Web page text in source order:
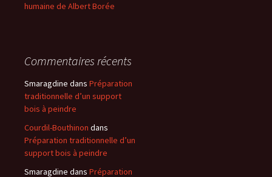
humaine de Albert Borée
Commentaires récents
Smaragdine dans Préparation
traditionnelle d’un support
bois à peindre
Courdil-Bouthinon dans
Préparation traditionnelle d’un
support bois à peindre
Smaragdine dans Préparation